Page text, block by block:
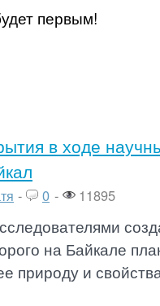
первым!
в ходе
- 0 - 11895
на Байкале
природу и